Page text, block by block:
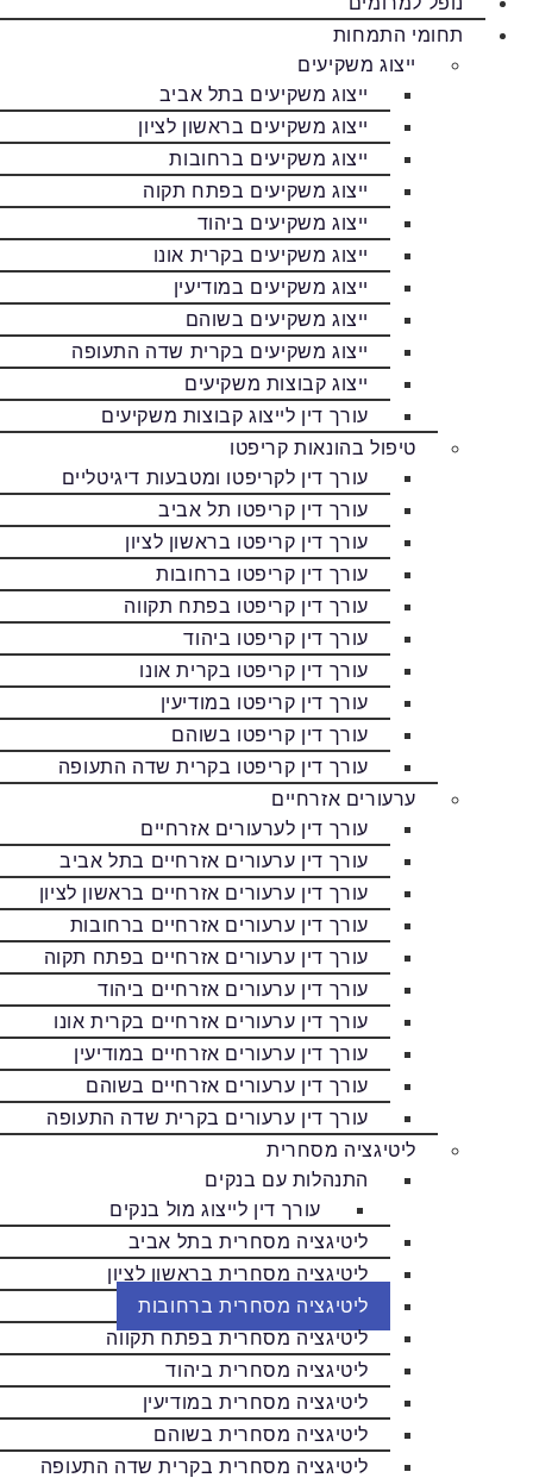
תחומי התמחות
ייצוג משקיעים
ייצוג משקיעים בתל אביב
ייצוג משקיעים בראשון לציון
ייצוג משקיעים ברחובות
ייצוג משקיעים בפתח תקוה
ייצוג משקיעים ביהוד
ייצוג משקיעים בקרית אונו
ייצוג משקיעים במודיעין
ייצוג משקיעים בשוהם
ייצוג משקיעים בקרית שדה התעופה
ייצוג קבוצות משקיעים
עורך דין לייצוג קבוצות משקיעים
טיפול בהונאות קריפטו
עורך דין לקריפטו ומטבעות דיגיטליים
עורך דין קריפטו תל אביב
עורך דין קריפטו בראשון לציון
עורך דין קריפטו ברחובות
עורך דין קריפטו בפתח תקווה
עורך דין קריפטו ביהוד
עורך דין קריפטו בקרית אונו
עורך דין קריפטו במודיעין
עורך דין קריפטו בשוהם
עורך דין קריפטו בקרית שדה התעופה
ערעורים אזרחיים
עורך דין לערעורים אזרחיים
עורך דין ערעורים אזרחיים בתל אביב
עורך דין ערעורים אזרחיים בראשון לציון
עורך דין ערעורים אזרחיים ברחובות
עורך דין ערעורים אזרחיים בפתח תקוה
עורך דין ערעורים אזרחיים ביהוד
עורך דין ערעורים אזרחיים בקרית אונו
עורך דין ערעורים אזרחיים במודיעין
עורך דין ערעורים אזרחיים בשוהם
עורך דין ערעורים בקרית שדה התעופה
ליטיגציה מסחרית
התנהלות עם בנקים
עורך דין לייצוג מול בנקים
ליטיגציה מסחרית בתל אביב
ליטיגציה מסחרית בראשון לציון
ליטיגציה מסחרית ברחובות
ליטיגציה מסחרית בפתח תקווה
ליטיגציה מסחרית ביהוד
ליטיגציה מסחרית במודיעין
ליטיגציה מסחרית בשוהם
ליטיגציה מסחרית בקרית שדה התעופה